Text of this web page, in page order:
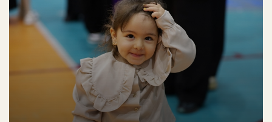
سالمندان تهرانی با چه چالش‌هایی روبه‌رو هستند؟